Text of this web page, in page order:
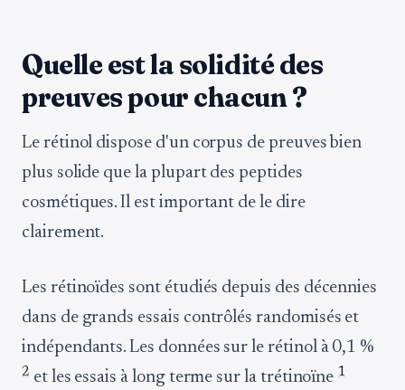
Quelle est la solidité des
preuves pour chacun ?
Le rétinol dispose d'un corpus de preuves bien
plus solide que la plupart des peptides
cosmétiques. Il est important de le dire
clairement.
Les rétinoïdes sont étudiés depuis des décennies
dans de grands essais contrôlés randomisés et
indépendants. Les données sur le rétinol à 0,1 %
2et les essais à long terme sur la trétinoïne1